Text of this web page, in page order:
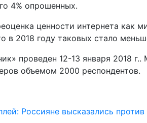
4% опрошенных.
ценности интернета как
в 2018 году таковых стало
проведен 12-13 января 2018
объемом 2000 респондентов.
Россияне высказались